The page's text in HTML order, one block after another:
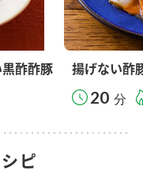
黒酢酢豚 揚げない酢
20 分
ピ